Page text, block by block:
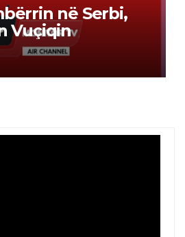
në Serbi,
Vuçiqin